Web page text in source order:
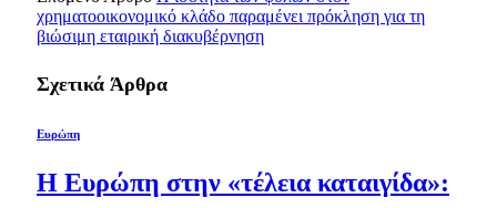
χρηματοοικονομικό κλάδο παραμένει πρόκληση για τη
βιώσιμη εταιρική διακυβέρνηση
Σχετικά Άρθρα
Ευρώπη
Η Ευρώπη στην «τέλεια καταιγίδα»: